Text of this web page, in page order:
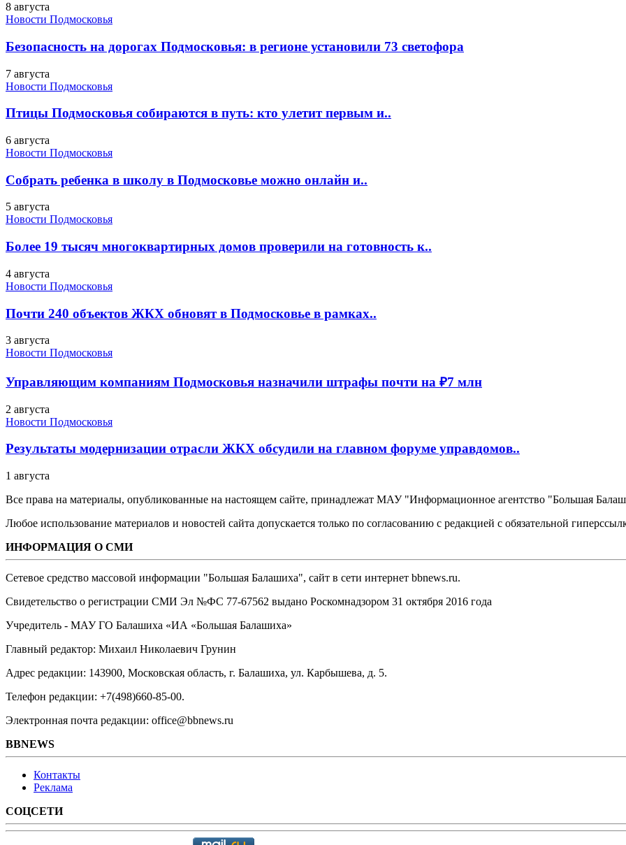
8 августа
Новости Подмосковья
Безопасность на дорогах Подмосковья: в регионе установили 73 светофора
7 августа
Новости Подмосковья
Птицы Подмосковья собираются в путь: кто улетит первым и..
6 августа
Новости Подмосковья
Собрать ребенка в школу в Подмосковье можно онлайн и..
5 августа
Новости Подмосковья
Более 19 тысяч многоквартирных домов проверили на готовность к..
4 августа
Новости Подмосковья
Почти 240 объектов ЖКХ обновят в Подмосковье в рамках..
3 августа
Новости Подмосковья
Управляющим компаниям Подмосковья назначили штрафы почти на ₽7 млн
2 августа
Новости Подмосковья
Результаты модернизации отрасли ЖКХ обсудили на главном форуме управдомов..
1 августа
Все права на материалы, опубликованные на настоящем сайте, принадлежат МАУ "Информационное агентство "Большая
Любое использование материалов и новостей сайта допускается только по согласованию с редакцией с обязательной
ИНФОРМАЦИЯ О СМИ
Сетевое средство массовой информации "Большая Балашиха", сайт в сети интернет bbnews.ru.
Свидетельство о регистрации СМИ Эл №ФС ‎77-67562 выдано Роскомнадзором 31 октября 2016 года
Учредитель - МАУ ГО Балашиха «ИА «Большая Балашиха»
Главный редактор: Михаил Николаевич Грунин
Адрес редакции: 143900, Московская область, г. Балашиха, ул. Карбышева, д. 5.
Телефон редакции: +7(498)660-85-00.
Электронная почта редакции: office@bbnews.ru
BBNEWS
Контакты
Реклама
СОЦСЕТИ